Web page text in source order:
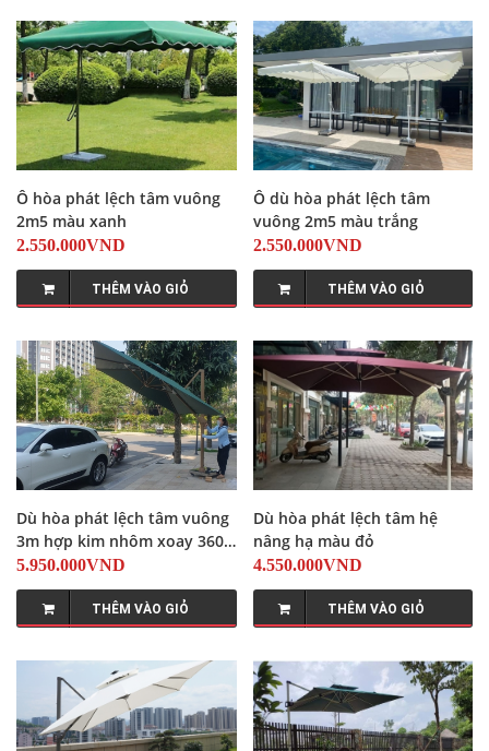
Ô hòa phát lệch tâm vuông
2m5 màu xanh
2.550.000VND
THÊM VÀO GIỎ
Ô dù hòa phát lệch tâm
vuông 2m5 màu trắng
2.550.000VND
THÊM VÀO GIỎ
Dù hòa phát lệch tâm vuông
3m hợp kim nhôm xoay 360
màu xanh
5.950.000VND
THÊM VÀO GIỎ
Dù hòa phát lệch tâm hệ
nâng hạ màu đỏ
4.550.000VND
THÊM VÀO GIỎ